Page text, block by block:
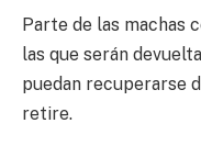
Parte de las machas
las que serán
puedan recuperarse
retire.